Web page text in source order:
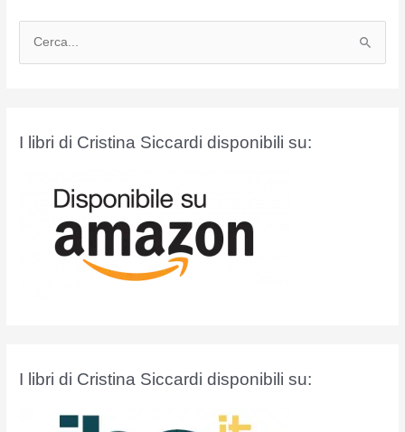
I libri di Cristina Siccardi disponibili su:
I libri di Cristina Siccardi disponibili su: